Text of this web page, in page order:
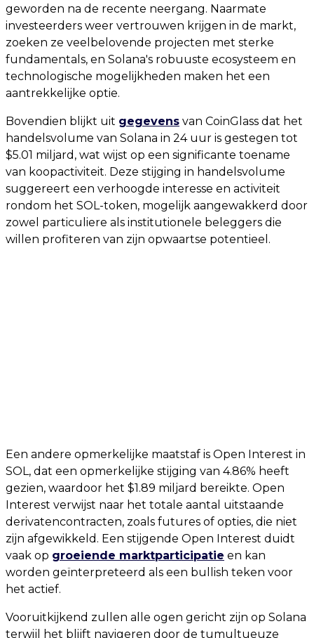
geworden na de recente neergang. Naarmate
investeerders weer vertrouwen krijgen in de markt,
zoeken ze veelbelovende projecten met sterke
fundamentals, en Solana's robuuste ecosysteem en
technologische mogelijkheden maken het een
aantrekkelijke optie.
Bovendien blijkt uit gegevens van CoinGlass dat het
handelsvolume van Solana in 24 uur is gestegen tot
$5.01 miljard, wat wijst op een significante toename
van koopactiviteit. Deze stijging in handelsvolume
suggereert een verhoogde interesse en activiteit
rondom het SOL-token, mogelijk aangewakkerd door
zowel particuliere als institutionele beleggers die
willen profiteren van zijn opwaartse potentieel.
Een andere opmerkelijke maatstaf is Open Interest in
SOL, dat een opmerkelijke stijging van 4.86% heeft
gezien, waardoor het $1.89 miljard bereikte. Open
Interest verwijst naar het totale aantal uitstaande
derivatencontracten, zoals futures of opties, die niet
zijn afgewikkeld. Een stijgende Open Interest duidt
vaak op groeiende marktparticipatie en kan
worden geïnterpreteerd als een bullish teken voor
het actief.
Vooruitkijkend zullen alle ogen gericht zijn op Solana
terwijl het blijft navigeren door de tumultueuze